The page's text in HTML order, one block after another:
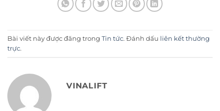
Bài viết này được đăng trong Tin tức. Đánh dấu liên kết thường
trực.
VINALIFT